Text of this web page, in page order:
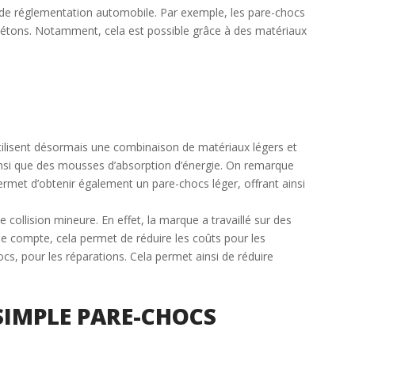
réglementation automobile. Par exemple, les pare-chocs
Notamment, cela est possible grâce à des matériaux
désormais une combinaison de matériaux légers et
des mousses d’absorption d’énergie. On remarque
d’obtenir également un pare-chocs léger, offrant ainsi
mineure. En effet, la marque a travaillé sur des
compte, cela permet de réduire les coûts pour les
pour les réparations. Cela permet ainsi de réduire
PARE-CHOCS